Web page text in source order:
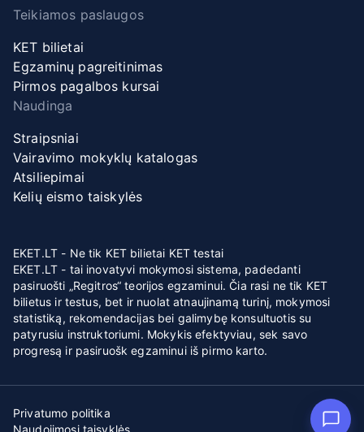
Teikiamos paslaugos
KET bilietai
Egzaminų pagreitinimas
Pirmos pagalbos kursai
Naudinga
Straipsniai
Vairavimo mokyklų katalogas
Atsiliepimai
Kelių eismo taiskylės
EKET.LT - Ne tik KET bilietai KET testai
EKET.LT - tai inovatyvi mokymosi sistema, padedanti
pasiruošti „Regitros“ teorijos egzaminui. Čia rasi ne tik KET
bilietus ir testus, bet ir nuolat atnaujinamą turinį, mokymosi
statistiką, rekomendacijas bei galimybę konsultuotis su
patyrusiu instruktoriumi. Mokykis efektyviau, sek savo
progresą ir pasiruošk egzaminui iš pirmo karto.
Privatumo politika
Naudojimosi taisyklės